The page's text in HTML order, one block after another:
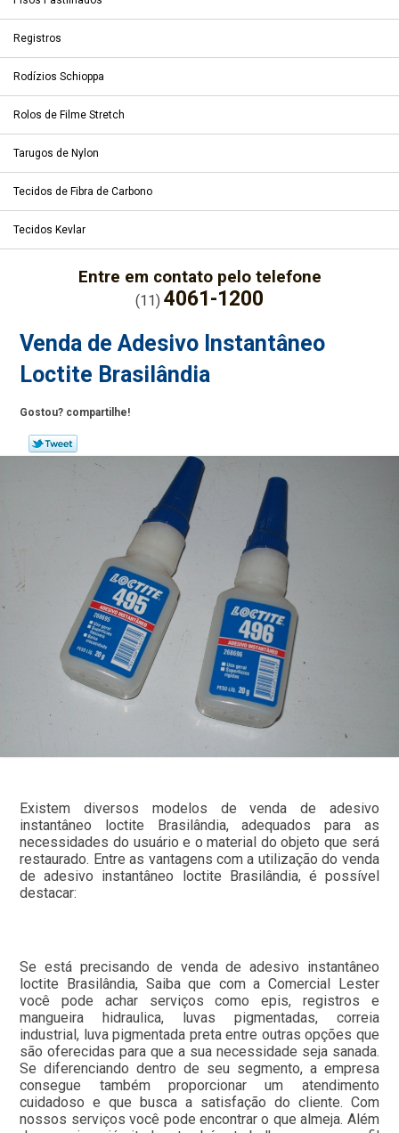
Registros
Rodízios Schioppa
Rolos de Filme Stretch
Tarugos de Nylon
Tecidos de Fibra de Carbono
Tecidos Kevlar
Entre em contato pelo telefone
(11) 4061-1200
Venda de Adesivo Instantâneo
Loctite Brasilândia
Gostou? compartilhe!
Existem diversos modelos de venda de adesivo
instantâneo loctite Brasilândia, adequados para as
necessidades do usuário e o material do objeto que será
restaurado. Entre as vantagens com a utilização do venda
de adesivo instantâneo loctite Brasilândia, é possível
destacar:
Se está precisando de venda de adesivo instantâneo
loctite Brasilândia, Saiba que com a Comercial Lester
você pode achar serviços como epis, registros e
mangueira hidraulica, luvas pigmentadas, correia
industrial, luva pigmentada preta entre outras opções que
são oferecidas para que a sua necessidade seja sanada.
Se diferenciando dentro de seu segmento, a empresa
consegue também proporcionar um atendimento
cuidadoso e que busca a satisfação do cliente. Com
nossos serviços você pode encontrar o que almeja. Além